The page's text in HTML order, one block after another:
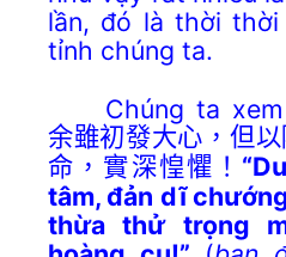
lần, đó là thời
tỉnh chúng ta.
Chúng ta
余雖初發大心，但
命，實深惶懼！
tâm, đản dĩ
thừa thử trọng